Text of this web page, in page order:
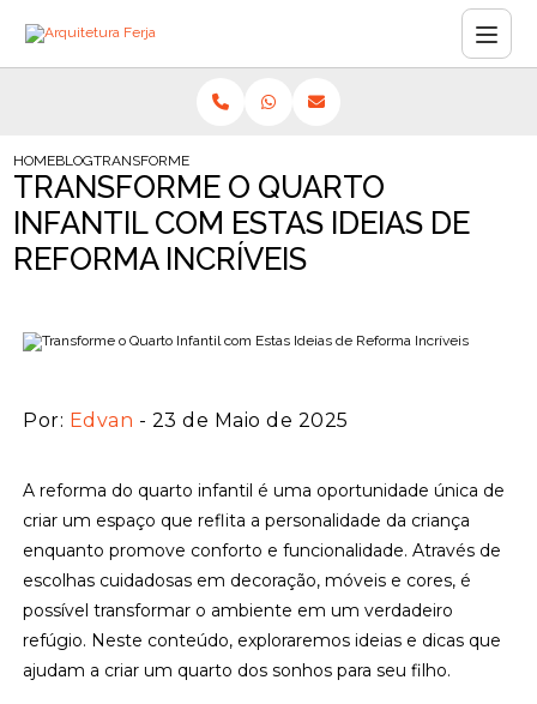
HOMEBLOGTRANSFORME O QUARTO INFANTIL COM ESTAS IDEIAS DE
TRANSFORME O QUARTO
INFANTIL COM ESTAS IDEIAS DE
REFORMA INCRÍVEIS
Por: Edvan - 23 de Maio de 2025
A reforma do quarto infantil é uma oportunidade única de
criar um espaço que reflita a personalidade da criança
enquanto promove conforto e funcionalidade. Através de
escolhas cuidadosas em decoração, móveis e cores, é
possível transformar o ambiente em um verdadeiro
refúgio. Neste conteúdo, exploraremos ideias e dicas que
ajudam a criar um quarto dos sonhos para seu filho.